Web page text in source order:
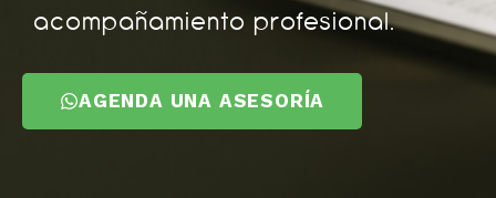
acompañamiento profesional.
AGENDA UNA ASESORÍA